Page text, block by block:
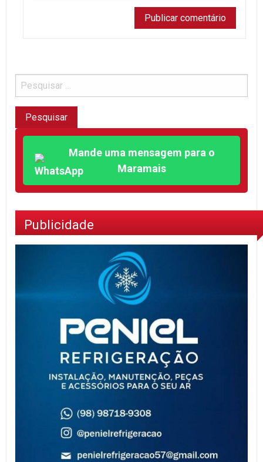
Mande uma mensagem para o
Maramais
Publicidade